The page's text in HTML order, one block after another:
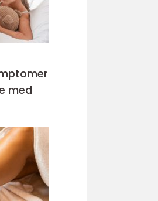
med